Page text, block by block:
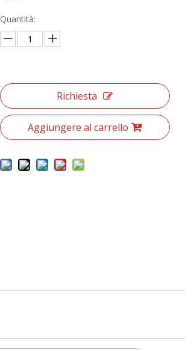
Quantità:
Richiesta
Aggiungere al carrello